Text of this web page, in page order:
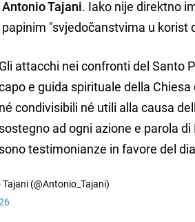
Tajani. Iako nije direktno
"svjedočanstvima u korist
Gli attacchi nei confronti del Santo
e guida spirituale della
né condivisibili né utili alla causa
sostegno ad ogni azione e parola di
sono testimonianze in favore del
(@Antonio_Tajani)